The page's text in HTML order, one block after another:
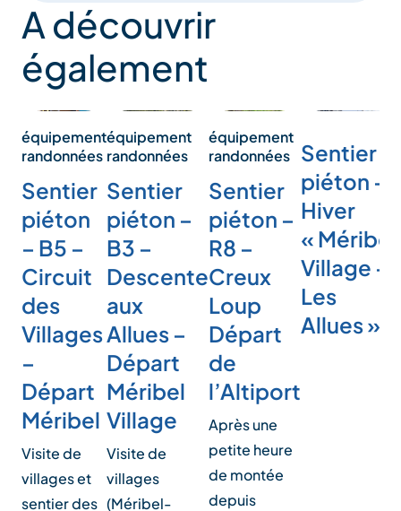
A découvrir
également
équipement
randonnées
Sentier
piéton
– B5 –
Circuit
des
Villages
–
Départ
Méribel
Visite de
villages et
sentier des
équipement
randonnées
Sentier
piéton –
B3 –
Descente
aux
Allues –
Départ
Méribel
Village
Visite de
villages
(Méribel-
équipement
randonnées
Sentier
piéton –
R8 –
Creux
Loup
Départ
de
l’Altiport
Après une
petite heure
de montée
depuis
Sentier
piéton –
Hiver
« Méribel
Village –
Les
Allues »